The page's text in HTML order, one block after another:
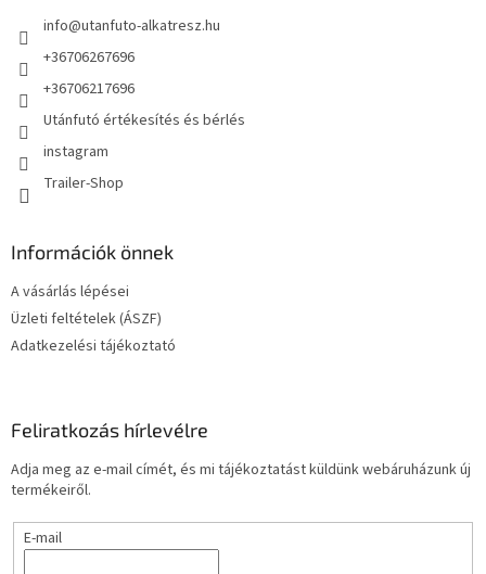
info@utanfuto-alkatresz.hu
+36706267696
+36706217696
Utánfutó értékesítés és bérlés
instagram
Trailer-Shop
Információk önnek
A vásárlás lépései
Üzleti feltételek (ÁSZF)
Adatkezelési tájékoztató
Feliratkozás hírlevélre
Adja meg az e-mail címét, és mi tájékoztatást küldünk webáruházunk új
termékeiről.
E-mail